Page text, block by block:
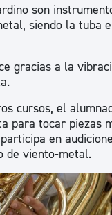
son
siendo la tuba
gracias a la
cursos, el
para tocar piezas
en
de viento-metal.